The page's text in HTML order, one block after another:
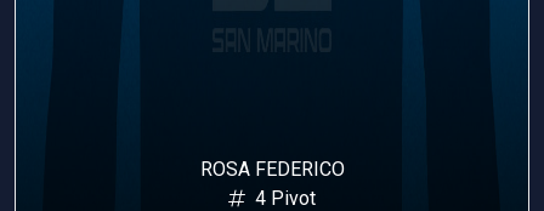
ROSA FEDERICO
4 Pivot